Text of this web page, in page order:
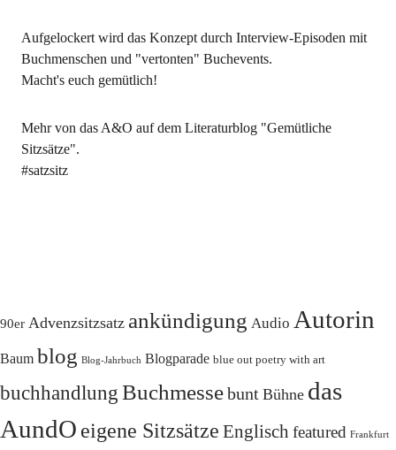
Aufgelockert wird das Konzept durch Interview-Episoden mit
Buchmenschen und "vertonten" Buchevents.
Macht's euch gemütlich!
Mehr von das A&O auf dem Literaturblog "Gemütliche
Sitzsätze".
#satzsitz
90er Advenzsitzsatz ankündigung Audio Autorin
Baum blog Blog-Jahrbuch Blogparade blue out poetry with art
buchhandlung Buchmessebunt Bühne das
AundO eigene Sitzsätze Englisch featured Frankfurt